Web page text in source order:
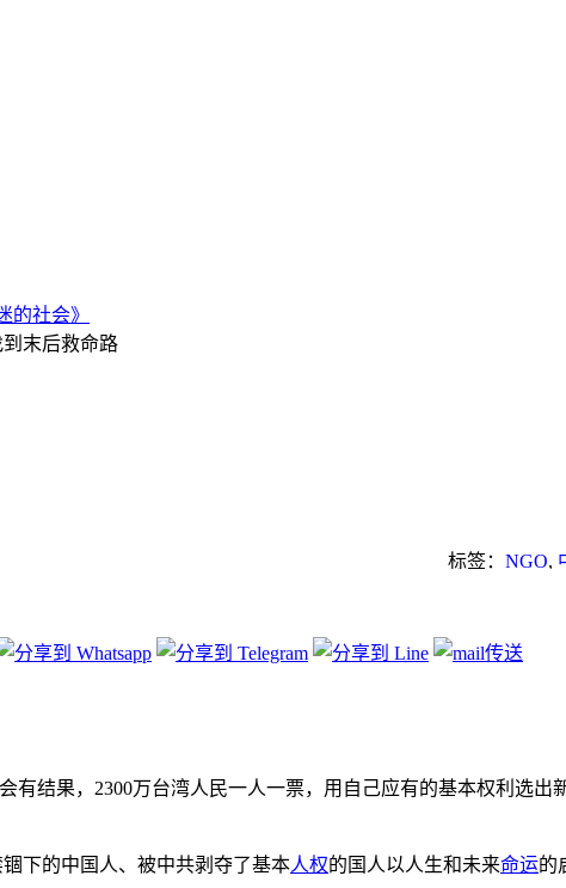
的社会》
末后救命路
标签： NGO,
有结果，2300万台湾人民一人一票，用自己应有的基本权利选出
下的中国人、被中共剥夺了基本人权的国人以人生和未来命运的